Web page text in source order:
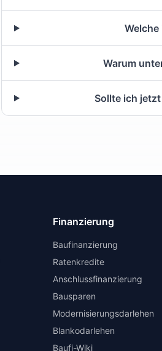
Warum
Sollte ich
Finanzierung
Baufinanzierung
Ratenkredite
Anschlussfinanzierung
Bausparen
Modernisierungsdarlehen
Blankodarlehen
Baufi-Wiki